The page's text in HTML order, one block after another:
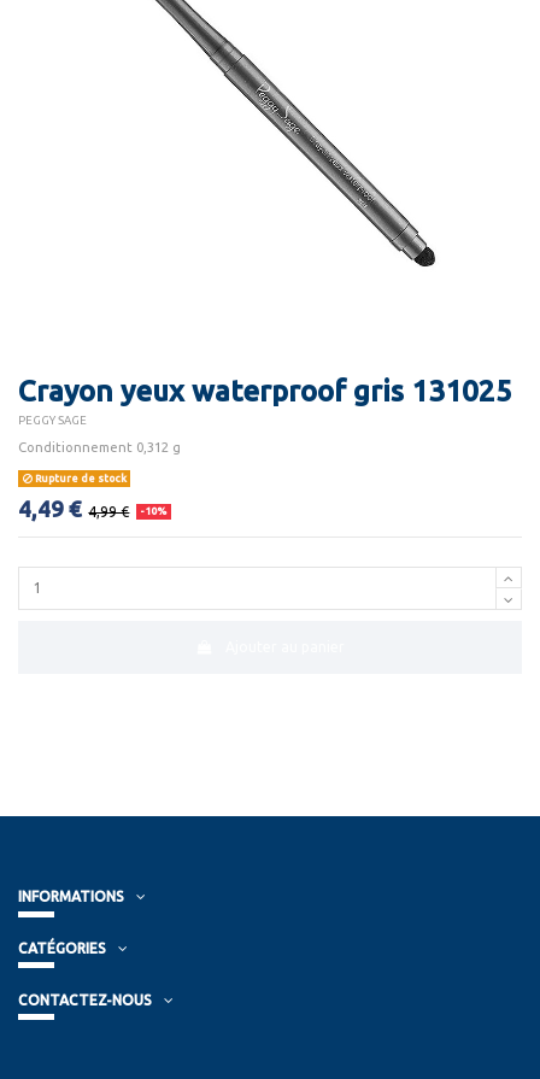
Crayon yeux waterproof gris 131025
PEGGY SAGE
Conditionnement 0,312 g
Rupture de stock
4,49 € 4,99 € -10%
INFORMATIONS
CATÉGORIES
CONTACTEZ-NOUS